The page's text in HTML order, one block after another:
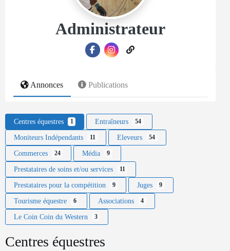
Administrateur
Annonces Publications
Centres équestres 1 Entraîneurs 54
Moniteurs Indépendants 11 Eleveurs 54
Commerces 24 Média 9
Prestataires de soins et/ou services 11
Prestataires pour la compétition 9 Juges 9
Tourisme équestre 6 Associations 4
Le Coin Coin du Western 3
Centres équestres